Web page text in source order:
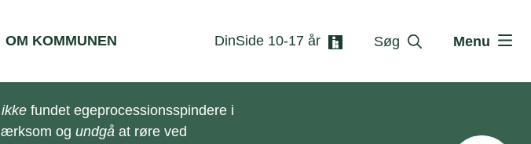
OM KOMMUNEN DinSide 10-17 år Søg Menu
ikke fundet egeprocessionsspindere i
og undgå at røre ved